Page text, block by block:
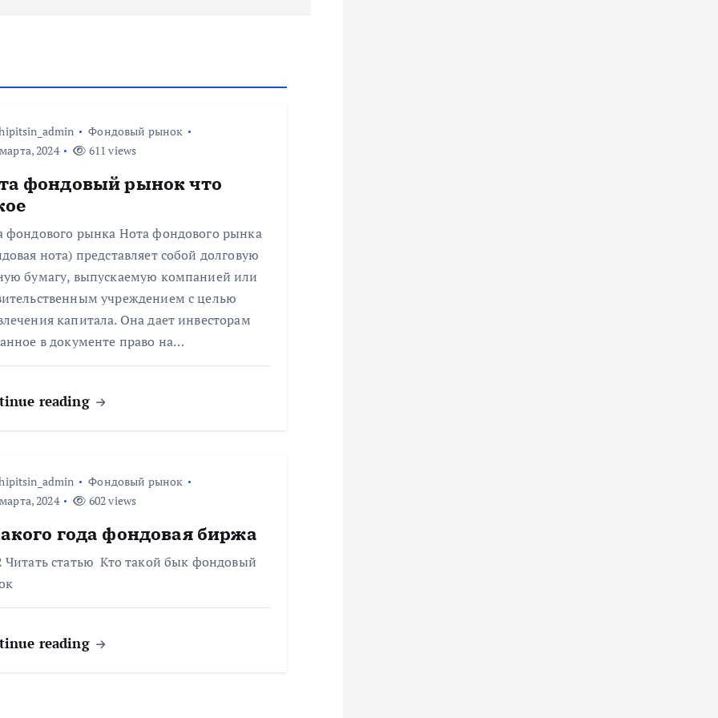
Фондовый рынок
2024
611 views
фондовый рынок что
фондового рынка Нота фондового рынка
нота) представляет собой долговую
бумагу, выпускаемую компанией или
учреждением с целью
капитала. Она дает инвесторам
в документе право на…
reading
Фондовый рынок
2024
602 views
года фондовая биржа
Читать статью Кто такой бык фондовый
reading